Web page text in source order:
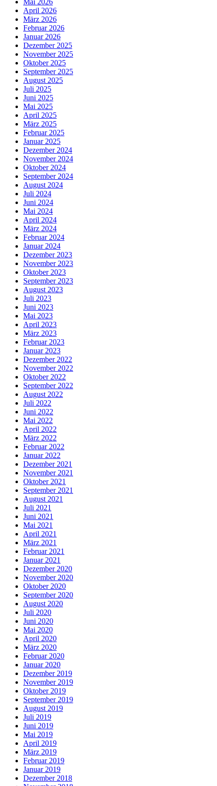
April 2026
März 2026
Februar 2026
Januar 2026
Dezember 2025
November 2025
Oktober 2025
September 2025
August 2025
Juli 2025
Juni 2025
Mai 2025
April 2025
März 2025
Februar 2025
Januar 2025
Dezember 2024
November 2024
Oktober 2024
September 2024
August 2024
Juli 2024
Juni 2024
Mai 2024
April 2024
März 2024
Februar 2024
Januar 2024
Dezember 2023
November 2023
Oktober 2023
September 2023
August 2023
Juli 2023
Juni 2023
Mai 2023
April 2023
März 2023
Februar 2023
Januar 2023
Dezember 2022
November 2022
Oktober 2022
September 2022
August 2022
Juli 2022
Juni 2022
Mai 2022
April 2022
März 2022
Februar 2022
Januar 2022
Dezember 2021
November 2021
Oktober 2021
September 2021
August 2021
Juli 2021
Juni 2021
Mai 2021
April 2021
März 2021
Februar 2021
Januar 2021
Dezember 2020
November 2020
Oktober 2020
September 2020
August 2020
Juli 2020
Juni 2020
Mai 2020
April 2020
März 2020
Februar 2020
Januar 2020
Dezember 2019
November 2019
Oktober 2019
September 2019
August 2019
Juli 2019
Juni 2019
Mai 2019
April 2019
März 2019
Februar 2019
Januar 2019
Dezember 2018